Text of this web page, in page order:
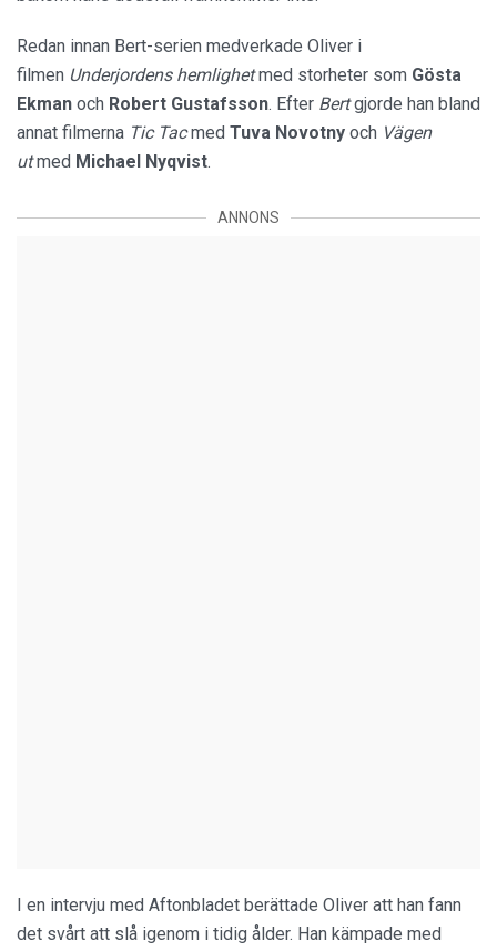
Redan innan Bert-serien medverkade Oliver i
filmen Underjordens hemlighetmed storheter som Gösta
Ekman och Robert Gustafsson. Efter Bertgjorde han bland
annat filmerna Tic Tacmed Tuva Novotny och Vägen
utmed Michael Nyqvist.
ANNONS
I en intervju med Aftonbladet berättade Oliver att han fann
det svårt att slå igenom i tidig ålder. Han kämpade med